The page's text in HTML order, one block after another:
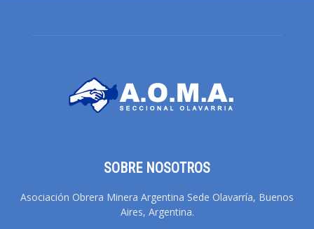
SOBRE NOSOTROS
Asociación Obrera Minera Argentina Sede Olavarría, Buenos
Aires, Argentina.